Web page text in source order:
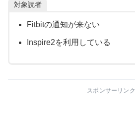
対象読者
Fitbitの通知が来ない
Inspire2を利用している
スポンサーリンク